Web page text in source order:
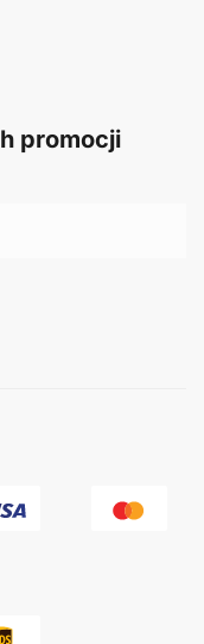
promocji